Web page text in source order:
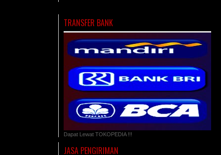
TRANSFER BANK
Dapat Lewat TOKOPEDIA !!!
JASA PENGIRIMAN